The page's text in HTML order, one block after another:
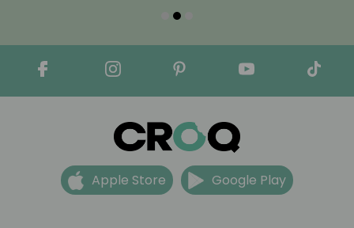
Apple Store Google Play